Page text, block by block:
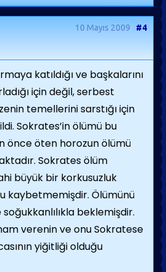
10 Mayıs 2009 #4
katıldığı ve başkalarını
için değil, serbest
temellerini sarstığı için
Sokrates’in ölümü bu
önce öten horozun ölümü
Sokrates ölüm
büyük bir korkusuzluk
kaybetmemişdir. Ölümünü
beklemişdir.
verenin ve onu Sokratese
yiğitliği olduğu